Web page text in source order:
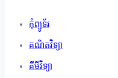
កុំព្យូទ័រ
គណិតវិទ្យា
គីមីវិទ្យា